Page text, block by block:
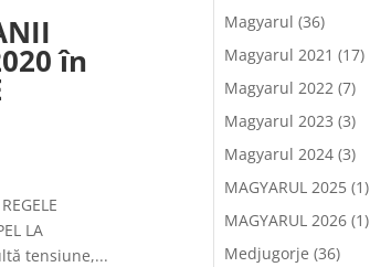
în
LA
tensiune,...
Magyarul (36)
Magyarul 2021 (17)
Magyarul 2022 (7)
Magyarul 2023 (3)
Magyarul 2024(3)
MAGYARUL 2025(1)
MAGYARUL 2026(1)
Medjugorje (36)